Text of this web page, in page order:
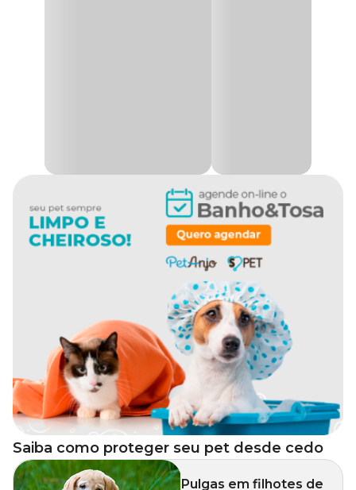
Saiba como proteger seu pet desde cedo
Pulgas em filhotes de